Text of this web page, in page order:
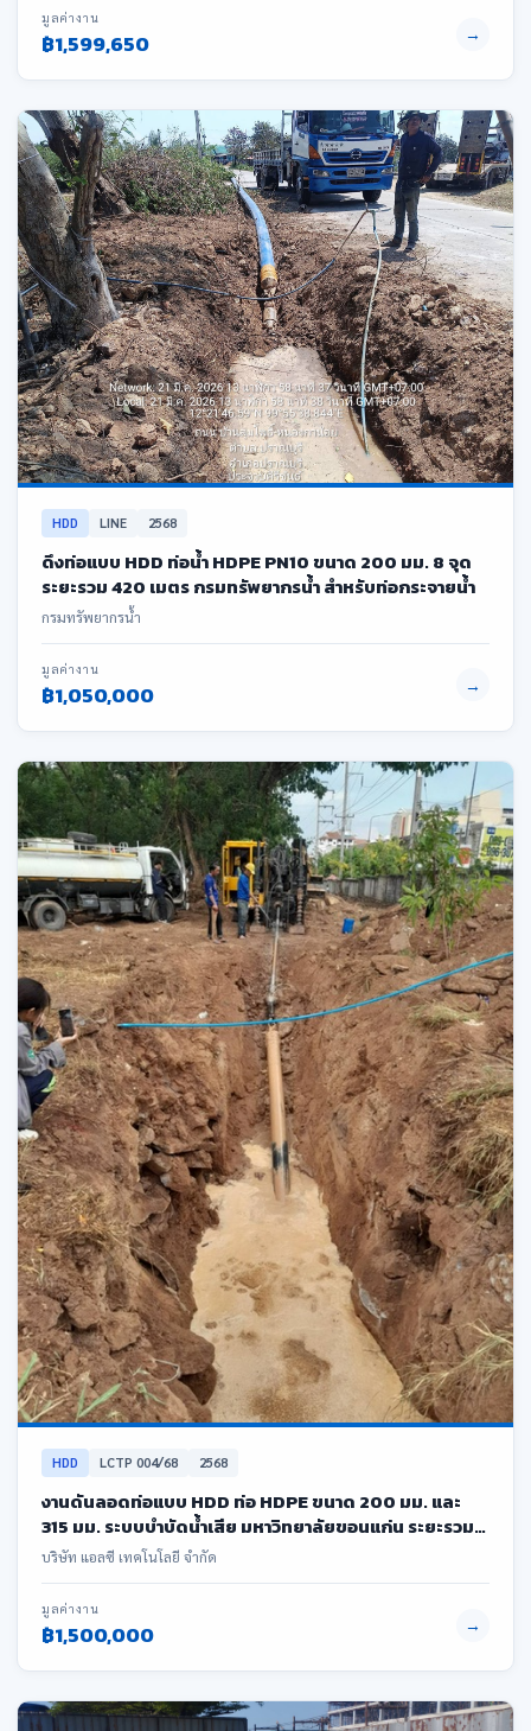
มูลค่างาน
฿1,599,650 →
HDD LINE 2568
ดึงท่อแบบ HDD ท่อน้ำ HDPE PN10 ขนาด 200 มม. 8 จุด
ระยะรวม 420 เมตร กรมทรัพยากรน้ำ สำหรับท่อกระจายน้ำ
กรมทรัพยากรน้ำ
มูลค่างาน
฿1,050,000 →
HDD LCTP 004/68 2568
งานดันลอดท่อแบบ HDD ท่อ HDPE ขนาด 200 มม. และ
315 มม. ระบบบำบัดน้ำเสีย มหาวิทยาลัยขอนแก่น ระยะรวม
503 เมตร
บริษัท แอลซี เทคโนโลยี จำกัด
มูลค่างาน
฿1,500,000 →